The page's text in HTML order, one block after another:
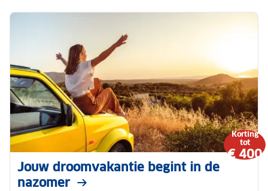
Korting
tot
€ 400
Jouw droomvakantie begint in de
nazomer